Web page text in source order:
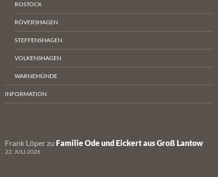
ROSTOCK
RÖVERSHAGEN
STEFFENSHAGEN
VOLKENSHAGEN
WARNEMÜNDE
INFORMATION
Frank Löper zu Familie Ode und Eickert aus Groß Lantow
22. JULI 2026